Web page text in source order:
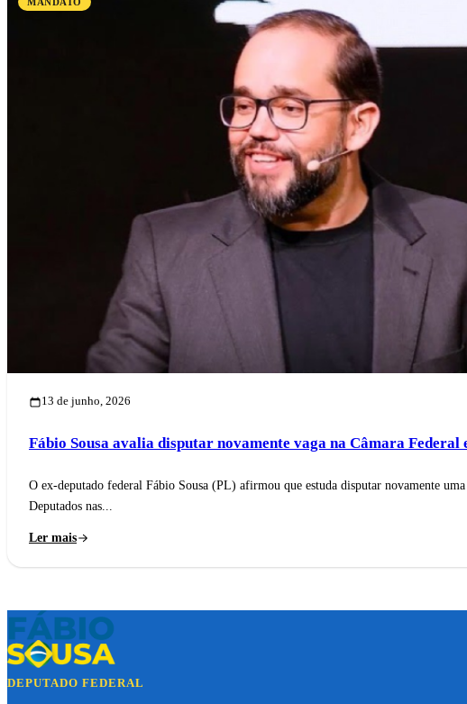
13 de junho, 2026
Fábio Sousa avalia disputar novamente vaga na Câmara Federal
O ex-deputado federal Fábio Sousa (PL) afirmou que estuda disputar novamente uma
Deputados nas...
Ler mais
DEPUTADO FEDERAL